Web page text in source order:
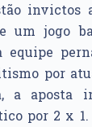
invictos
um jogo
equipe
por
a aposta
por 2 x 1.